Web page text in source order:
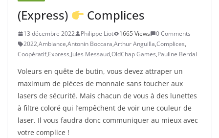
(Express) Complices
13 décembre 2022 Philippe Liot 1665 Views
0 Comments
2022,Ambiance,Antonin Boccara,Arthur Anguilla,Complices,
Coopératif,Express,Jules Messaud,OldChap Games,Pauline Berdal
Voleurs en quête de butin, vous devez attraper un
maximum de pièces de monnaie sans toucher aux
lasers de sécurité. Mais chacun de vous à des lunettes
à filtre coloré qui l’empêchent de voir une couleur de
laser. Il vous faudra donc communiquer au mieux avec
votre complice !